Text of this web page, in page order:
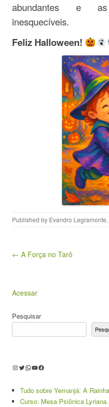
abundantes e
inesquecíveis.
Feliz Halloween!
Published by Evandro Legramonte
Post navigation
← A Força no Tarô
Acessar
Pesquisar
Instagram
Twitter
WhatsApp
Youtube
Facebook
Tudo sobre Yemanjá: A
Curso: Mesa Psiônica Lyriana.